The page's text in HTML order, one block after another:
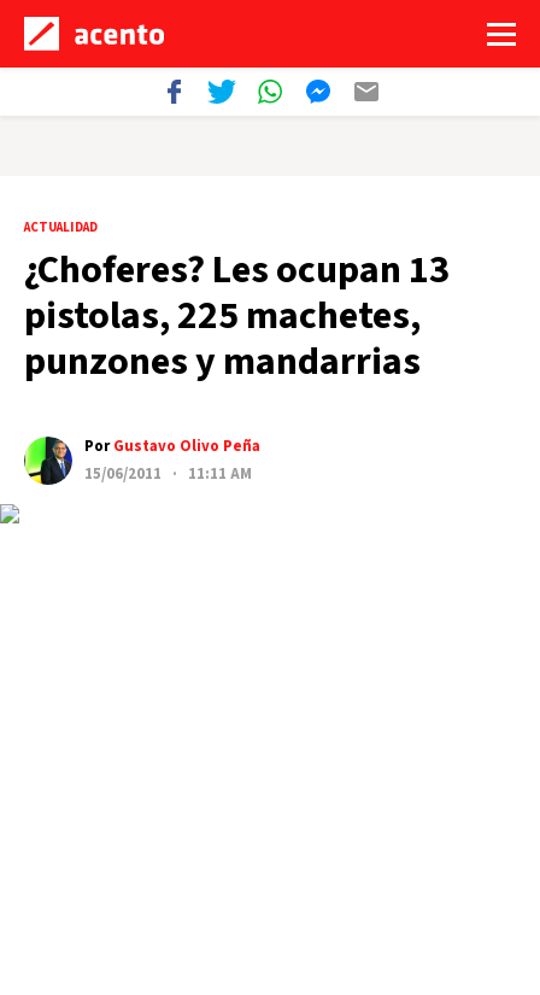
ACTUALIDAD
¿Choferes? Les ocupan 13
pistolas, 225 machetes,
punzones y mandarrias
PorGustavo Olivo Peña
15/06/2011 · 11:11 AM